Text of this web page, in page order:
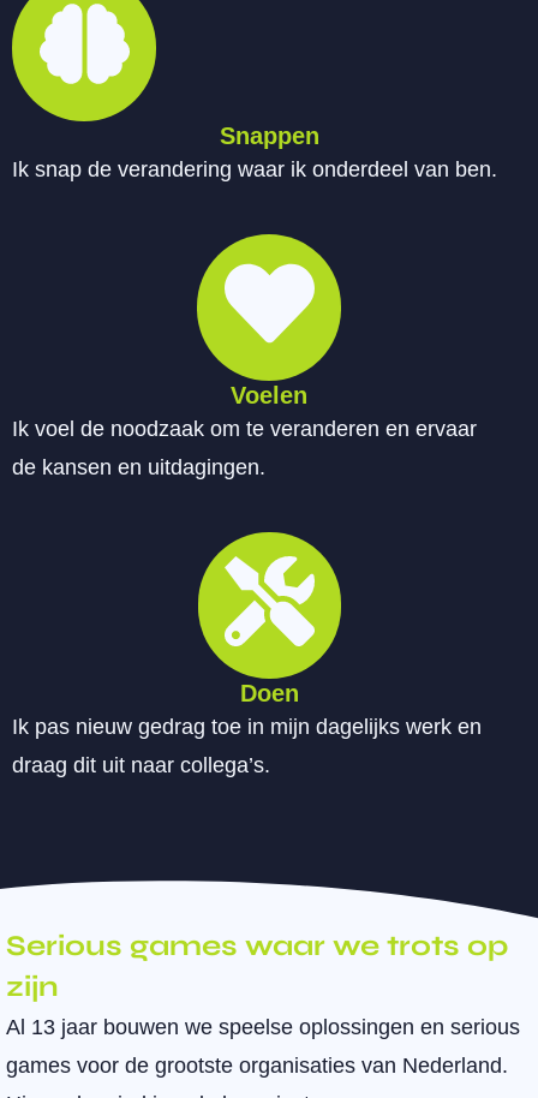
Snappen
Ik snap de verandering waar ik onderdeel van ben.
Voelen
Ik voel de noodzaak om te veranderen en ervaar
de kansen en uitdagingen.
Doen
Ik pas nieuw gedrag toe in mijn dagelijks werk en
draag dit uit naar collega’s.
Serious games waar we trots op
zijn
Al 13 jaar bouwen we speelse oplossingen en serious
games voor de grootste organisaties van Nederland.